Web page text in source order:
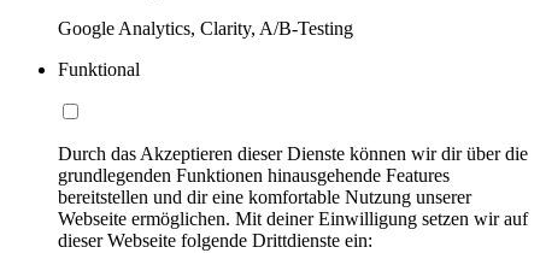
Google Analytics, Clarity, A/B-Testing
Funktional
Durch das Akzeptieren dieser Dienste können wir dir über die
grundlegenden Funktionen hinausgehende Features
bereitstellen und dir eine komfortable Nutzung unserer
Webseite ermöglichen. Mit deiner Einwilligung setzen wir auf
dieser Webseite folgende Drittdienste ein: